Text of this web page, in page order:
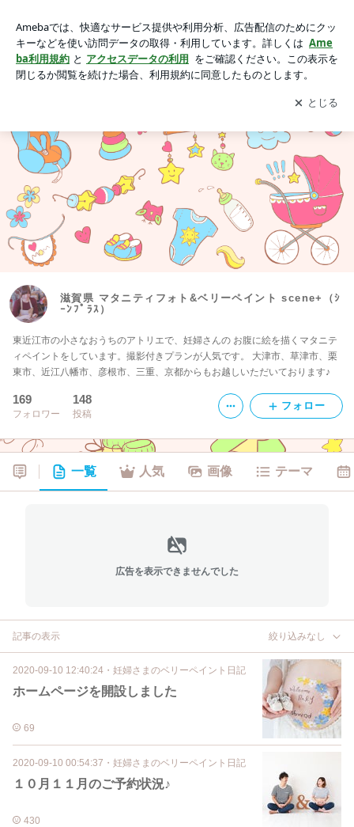
アプリをダウンロードして ブログの更新通知
を受け取りまし
ょう。
開く
滋賀県 マタニティフォト&ベリーペイント scene+（ｼ
ｰﾝﾌﾟﾗｽ）
東近江市の小さなおうちのアトリエで、妊婦さんの お腹に絵を描くマタニテ
ィペイントをしています。撮影付きプランが人気です。 大津市、草津市、栗
東市、近江八幡市、彦根市、三重、京都からもお越しいただいております♪
169
フォロワー
148
投稿
フォロー
一覧 人気 画像 テーマ
広告を表示できませんでした
記事の表示 絞り込みなし
2020-09-10 12:40:24 ・ 妊婦さまのベリーペイント日記
ホームページを開設しました
69
2020-09-10 00:54:37 ・ 妊婦さまのベリーペイント日記
１０月１１月のご予約状況♪
430